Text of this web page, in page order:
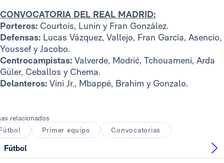
CONVOCATORIA DEL REAL MADRID:
Porteros: Courtois, Lunin y Fran González.
Defensas: Lucas Vázquez, Vallejo, Fran García, Asencio,
Youssef y Jacobo.
Centrocampistas: Valverde, Modrić, Tchouameni, Arda
Güler, Ceballos y Chema.
Delanteros: Vini Jr., Mbappé, Brahim y Gonzalo.
relacionados
Primer equipo Convocatorias
Fútbol